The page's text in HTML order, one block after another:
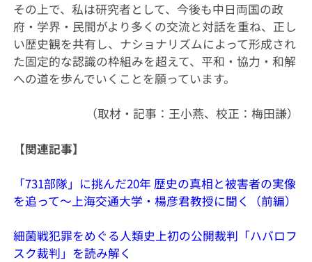
その上で、私は研究者として、今後も中日両国の政
府・学界・民間がより多くの交流と対話を重ね、正し
い歴史観を共有し、ナショナリズムによって形成され
た固定的な認識の枠組みを超えて、平和・協力・和解
への道を歩んでいくことを願っています。
（取材・記事：王小燕、校正：梅田謙）
【関連記事】
「731部隊」に挑んだ20年 歴史の真相と被害者の実像
を追って～上海交通大学・楊彦君教授に聞く（前編）
細菌戦犯罪をめぐる人類史上初の公開裁判「ハバロフ
スク裁判」を読み解く